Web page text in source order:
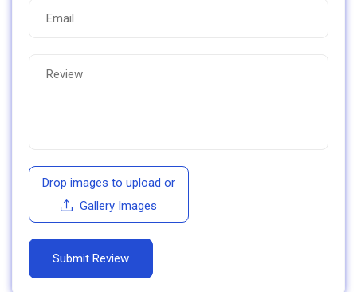
Drop images to upload or
Gallery Images